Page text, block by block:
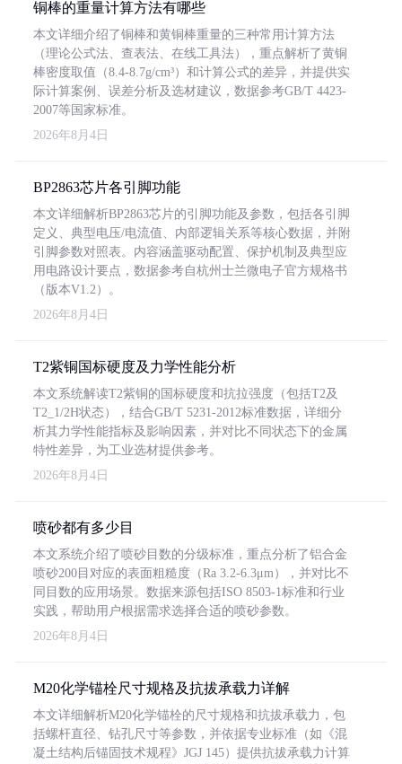
铜棒的重量计算方法有哪些
本文详细介绍了铜棒和黄铜棒重量的三种常用计算方法
（理论公式法、查表法、在线工具法），重点解析了黄铜
棒密度取值（8.4-8.7g/cm³）和计算公式的差异，并提供实
际计算案例、误差分析及选材建议，数据参考GB/T 4423-
2007等国家标准。
2026年8月4日
BP2863芯片各引脚功能
本文详细解析BP2863芯片的引脚功能及参数，包括各引脚
定义、典型电压/电流值、内部逻辑关系等核心数据，并附
引脚参数对照表。内容涵盖驱动配置、保护机制及典型应
用电路设计要点，数据参考自杭州士兰微电子官方规格书
（版本V1.2）。
2026年8月4日
T2紫铜国标硬度及力学性能分析
本文系统解读T2紫铜的国标硬度和抗拉强度（包括T2及
T2_1/2H状态），结合GB/T 5231-2012标准数据，详细分
析其力学性能指标及影响因素，并对比不同状态下的金属
特性差异，为工业选材提供参考。
2026年8月4日
喷砂都有多少目
本文系统介绍了喷砂目数的分级标准，重点分析了铝合金
喷砂200目对应的表面粗糙度（Ra 3.2-6.3μm），并对比不
同目数的应用场景。数据来源包括ISO 8503-1标准和行业
实践，帮助用户根据需求选择合适的喷砂参数。
2026年8月4日
M20化学锚栓尺寸规格及抗拔承载力详解
本文详细解析M20化学锚栓的尺寸规格和抗拔承载力，包
括螺杆直径、钻孔尺寸等参数，并依据专业标准（如《混
凝土结构后锚固技术规程》JGJ 145）提供抗拔承载力计算